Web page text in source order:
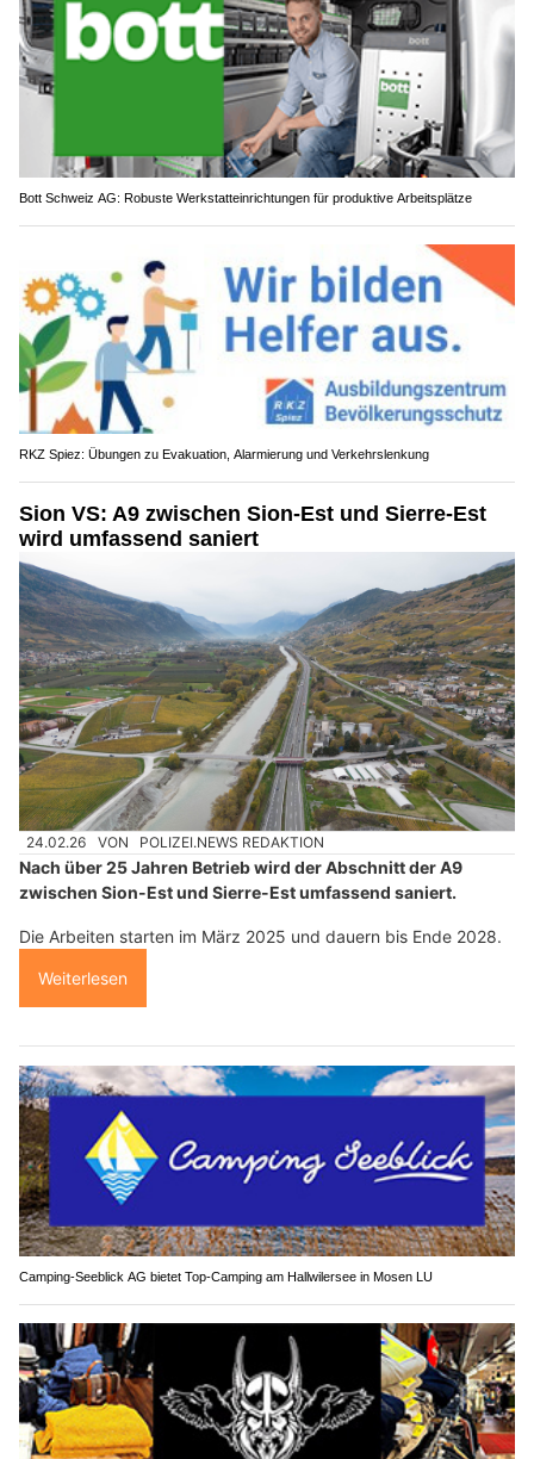
Bott Schweiz AG: Robuste Werkstatteinrichtungen für produktive Arbeitsplätze
RKZ Spiez: Übungen zu Evakuation, Alarmierung und Verkehrslenkung
Sion VS: A9 zwischen Sion-Est und Sierre-Est
wird umfassend saniert
24.02.26 VON POLIZEI.NEWS REDAKTION
Nach über 25 Jahren Betrieb wird der Abschnitt der A9
zwischen Sion-Est und Sierre-Est umfassend saniert.
Die Arbeiten starten im März 2025 und dauern bis Ende 2028.
Weiterlesen
Camping-Seeblick AG bietet Top-Camping am Hallwilersee in Mosen LU